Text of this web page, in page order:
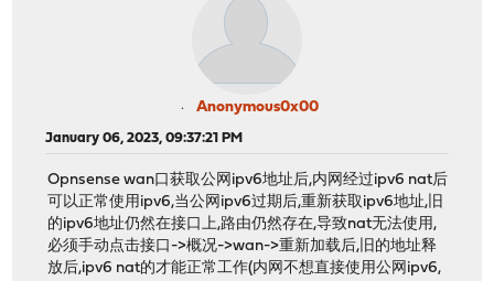
Anonymous0x00
January 06, 2023, 09:37:21 PM
Opnsense wan口获取公网ipv6地址后,内网经过ipv6 nat后
可以正常使用ipv6,当公网ipv6过期后,重新获取ipv6地址,旧
的ipv6地址仍然在接口上,路由仍然存在,导致nat无法使用,
必须手动点击接口->概况->wan->重新加载后,旧的地址释
放后,ipv6 nat的才能正常工作(内网不想直接使用公网ipv6,